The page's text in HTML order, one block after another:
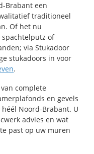
Brabant een
traditioneel
Of het nu
spachtelputz of
via Stukadoor
stukadoors in voor
.
complete
en gevels
Noord-Brabant. U
advies en wat
past op uw muren